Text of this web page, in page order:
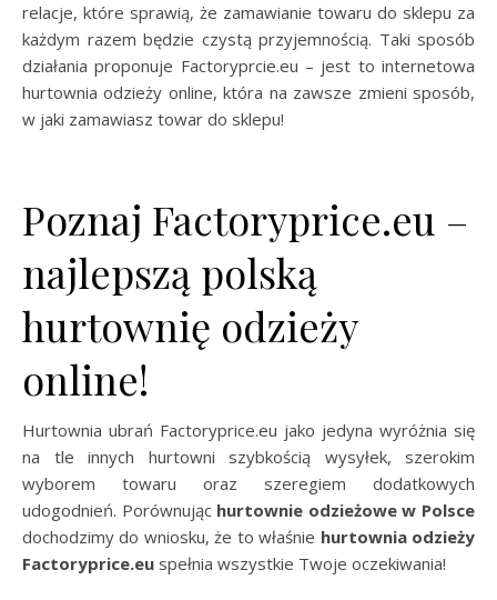
relacje, które sprawią, że zamawianie towaru do sklepu za
każdym razem będzie czystą przyjemnością. Taki sposób
działania proponuje Factoryprcie.eu – jest to internetowa
hurtownia odzieży online, która na zawsze zmieni sposób,
w jaki zamawiasz towar do sklepu!
Poznaj Factoryprice.eu –
najlepszą polską
hurtownię odzieży
online!
Hurtownia ubrań Factoryprice.eu jako jedyna wyróżnia się
na tle innych hurtowni szybkością wysyłek, szerokim
wyborem towaru oraz szeregiem dodatkowych
udogodnień. Porównując hurtownie odzieżowe w Polsce
dochodzimy do wniosku, że to właśnie hurtownia odzieży
Factoryprice.eu spełnia wszystkie Twoje oczekiwania!